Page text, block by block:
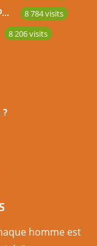
LES CONTES AFRICAINS, TRESOR POUR L’HUMANITE 8 784 visits
8 206 visits
homme est